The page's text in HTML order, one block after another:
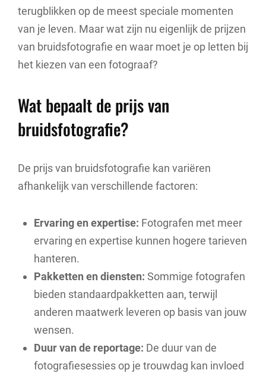
terugblikken op de meest speciale momenten
van je leven. Maar wat zijn nu eigenlijk de prijzen
van bruidsfotografie en waar moet je op letten bij
het kiezen van een fotograaf?
Wat bepaalt de prijs van
bruidsfotografie?
De prijs van bruidsfotografie kan variëren
afhankelijk van verschillende factoren:
Ervaring en expertise: Fotografen met meer
ervaring en expertise kunnen hogere tarieven
hanteren.
Pakketten en diensten: Sommige fotografen
bieden standaardpakketten aan, terwijl
anderen maatwerk leveren op basis van jouw
wensen.
Duur van de reportage: De duur van de
fotografiesessies op je trouwdag kan invloed